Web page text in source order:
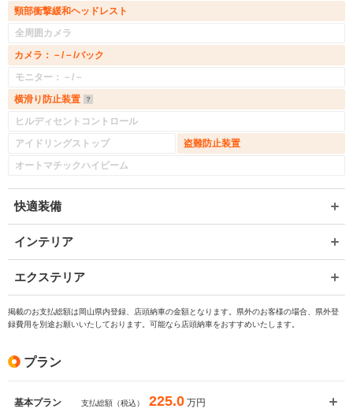
頸部衝撃緩和ヘッドレスト
全周囲カメラ
カメラ：－/－/バック
モニター：－/－
横滑り防止装置
ヒルディセントコントロール
アイドリングストップ
盗難防止装置
オートマチックハイビーム
快適装備
インテリア
エクステリア
掲載のお支払総額は岡山県内登録、店頭納車の金額となります。県外のお客様の場合、県外登
録費用を別途お願いいたしております。可能なら店頭納車をおすすめいたします。
プラン
基本プラン 支払総額（税込） 225.0 万円